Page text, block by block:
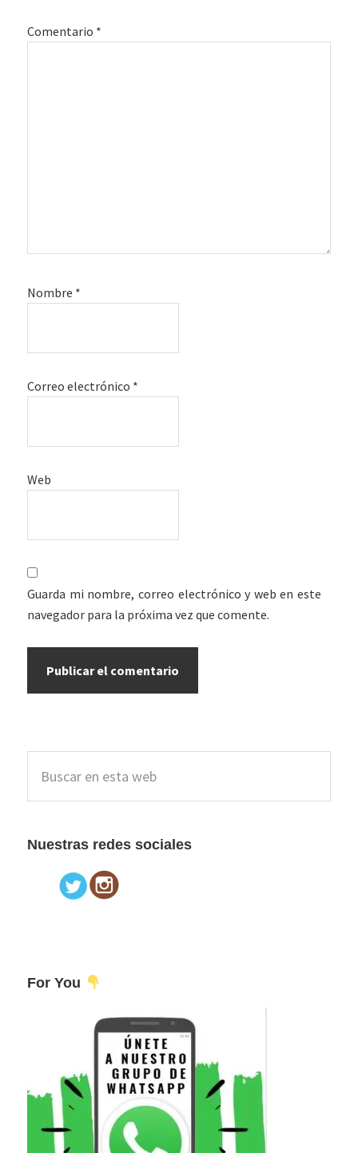
Comentario *
Nombre *
Correo electrónico *
Web
Guarda mi nombre, correo electrónico y web en este
navegador para la próxima vez que comente.
Barra
lateral
esta
Nuestras redes sociales
For You